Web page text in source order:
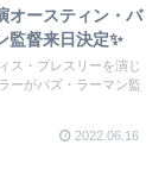
オースティン・バ
監督来日決定✨
ス・プレスリーを演じ
ーがバズ・ラーマン監
2022.06.16